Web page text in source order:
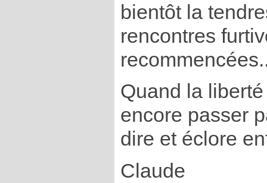
bientôt la
rencontres
Quand la
encore passer
dire et éclore
Claude